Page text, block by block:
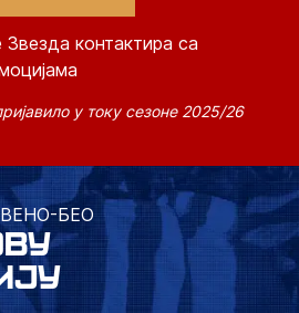
контактира са
у току сезоне 2025/26
БЕО